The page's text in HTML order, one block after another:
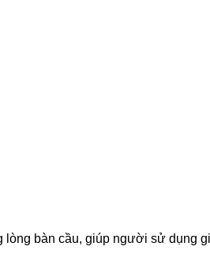
lòng bàn cầu, giúp người sử dụng